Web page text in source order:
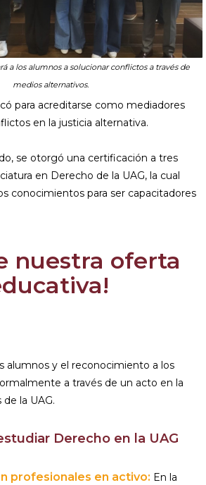
a los alumnos a solucionar conflictos a través de
medios alternativos.
para acreditarse como mediadores
en la justicia alternativa.
se otorgó una certificación a tres
en Derecho de la UAG, la cual
conocimientos para ser capacitadores
nuestra oferta
alumnos y el reconocimiento a los
a través de un acto en la
de la UAG.
Derecho en la UAG
profesionales en activo: En la